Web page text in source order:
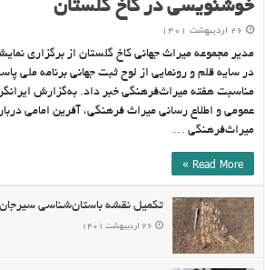
خوشنویسی در کاخ گلستان
۲۶ اردیبهشت ۱۴۰۱
مدیر مجموعه میراث جهانی کاخ گلستان از برگزاری
در سایه قلم و رونمایی از لوح ثبت جهانی برنامه ملی
مناسبت هفته میراث‌فرهنگی خبر داد. به‌گزارش
عمومی و اطلاع رسانی میراث فرهنگی، آفرین امامی
میراث‌فرهنگی …
Read More »
تکمیل نقشه باستان‌شناسی سیرجان
۲۶ اردیبهشت ۱۴۰۱